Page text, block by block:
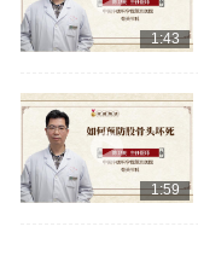
1:43
1:59